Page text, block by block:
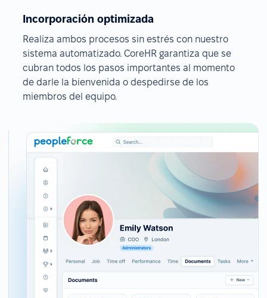
Incorporación optimizada
Realiza ambos procesos sin estrés con nuestro
sistema automatizado. CoreHR garantiza que se
cubran todos los pasos importantes al momento
de darle la bienvenida o despedirse de los
miembros del equipo.